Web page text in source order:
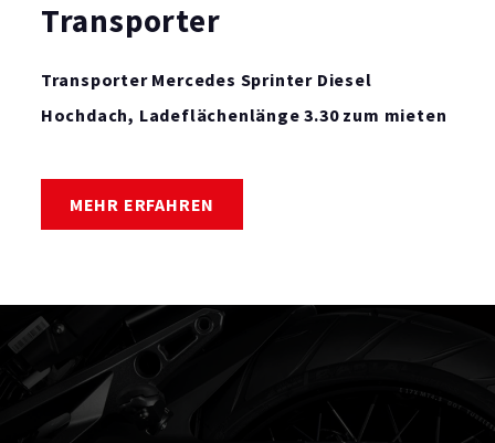
Transporter
Transporter Mercedes Sprinter Diesel
Hochdach, Ladeflächenlänge 3.30 zum mieten
MEHR ERFAHREN